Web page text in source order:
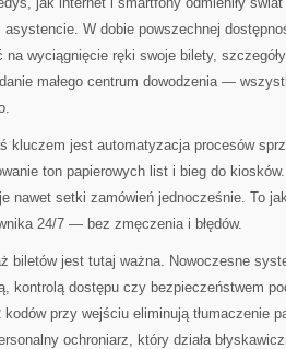
asystencie. W dobie powszechnej
wyciągnięcie ręki swoje bilety,
małego centrum dowodzenia —
kluczem jest automatyzacja procesów
ton papierowych list i bieg do
nawet setki zamówień jednocześnie. To
24/7 — bez zmęczenia i błędów.
biletów jest tutaj ważna. Nowoczesne
kontrolą dostępu czy bezpieczeństwem
kodów przy wejściu eliminują tłumaczenie
ochroniarz, który działa